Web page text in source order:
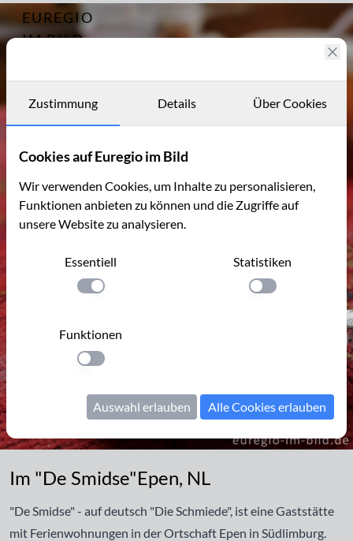
EUREGIO
IM BILD
Archiv
Kontakt
Archiv
Im "De Smidse"Epen, NL
"De Smidse" - auf deutsch "Die Schmiede", ist eine Gaststätte
mit Ferienwohnungen in der Ortschaft Epen in Südlimburg.
Zustimmung Details Über Cookies
Cookies auf Euregio im Bild
Wir verwenden Cookies, um Inhalte zu personalisieren,
Funktionen anbieten zu können und die Zugriffe auf
unsere Website zu analysieren.
Essentiell
Einstellung anwenden
Statistiken
Einstellung
Funktionen
Einstellung anwenden
Auswahl erlauben Alle Cookies erlauben